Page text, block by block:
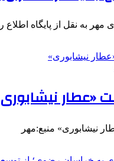
نقل از پایگاه اطلاع رسانی
«عطار
نیشابوری» منبع:مهر